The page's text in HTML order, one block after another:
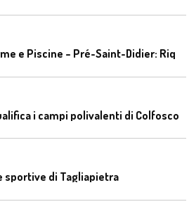
i campi polivalenti di Colfosco
sportive di Tagliapietra